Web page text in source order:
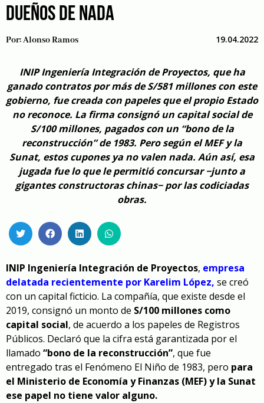
DUEÑOS DE NADA
Por:Alonso Ramos 19.04.2022
INIP Ingeniería Integración de Proyectos, que ha
ganado contratos por más de S/581 millones con este
gobierno, fue creada con papeles que el propio Estado
no reconoce. La firma consignó un capital social de
S/100 millones, pagados con un “bono de la
reconstrucción” de 1983. Pero según el MEF y la
Sunat, estos cupones ya no valen nada. Aún así, esa
jugada fue lo que le permitió concursar −junto a
gigantes constructoras chinas− por las codiciadas
obras.
INIP Ingeniería Integración de Proyectos, empresa
delatada recientemente por Karelim López, se creó
con un capital ficticio. La compañía, que existe desde el
2019, consignó un monto de S/100 millones como
capital social, de acuerdo a los papeles de Registros
Públicos. Declaró que la cifra está garantizada por el
llamado “bono de la reconstrucción”, que fue
entregado tras el Fenómeno El Niño de 1983, pero para
el Ministerio de Economía y Finanzas (MEF) y la Sunat
ese papel no tiene valor alguno.